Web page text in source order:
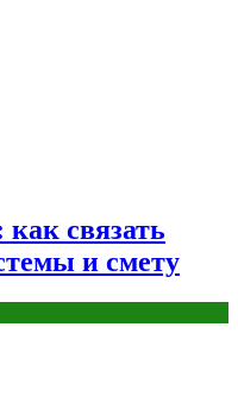
как связать
и смету